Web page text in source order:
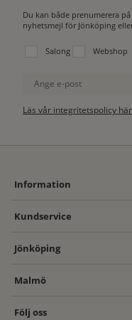
Du kan både prenumerera
nyhetsmejl för Jönköping
Välj vilken lista du vill
Salong Webshop
Ange e-post
Läs vår integritetspolicy
Information
Kundservice
Jönköping
Malmö
Följ oss